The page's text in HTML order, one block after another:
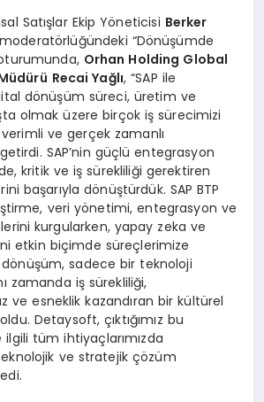
Satışlar Ekip Yöneticisi Berker
“Dönüşümde
Orhan Holding Global
Recai Yağlı, “SAP ile
dönüşüm süreci, üretim ve
olmak üzere birçok iş sürecimizi
ve gerçek zamanlı
SAP’nin güçlü entegrasyon
kritik ve iş sürekliliği gerektiren
başarıyla dönüştürdük. SAP BTP
veri yönetimi, entegrasyon ve
kurgularken, yapay zeka ve
etkin biçimde süreçlerimize
sadece bir teknoloji
zamanda iş sürekliliği,
ve esneklik kazandıran bir kültürel
Detaysoft, çıktığımız bu
ilgili tüm ihtiyaçlarımızda
ve stratejik çözüm